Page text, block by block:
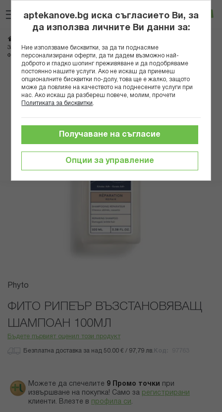
към
съдържанието
Вход
За изтощена и цъфтяща коса
ФИТО РИПЕЪР ВЪЗСТАНОВЯВАЩ ШАМПОАН 100МЛ
Преминете
края
галерията
изображенията
Преминете
началото
галерия
със
Phyto
ФИТО РИПЕЪР ВЪЗСТАНОВЯВАЩ
ШАМПОАН 100МЛ
Бъдете първият оценил този продукт
Безплатна доставка за над 50.00 € / 97,79 лв.
Можете да спечелите 9 Промо точки
при
извършване на покупка! Само за регистрирани
клиенти. Влезте в профила си .
aptekanove.bg иска съгласието Ви, за
да използва личните Ви данни за:
Ние използваме бисквитки, за да ти поднасяме
персонализирани оферти, да ти дадем възможно най-
доброто и гладко шопинг преживяване и да подобряваме
постоянно нашите услуги. Ако не искаш да приемеш
опционалните бисквитки по-долу, това ще е жалко, защото
може да повлияе на качеството на поднесените услуги при
нас. Ако искаш да разбереш повече, молим, прочети
Политиката за бисквитки
Опции за управление
Получаване на съгласие